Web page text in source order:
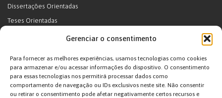
Gerenciar o consentimento
Para fornecer as melhores experiências, usamos tecnologias como cookies
para armazenar e/ou acessar informações do dispositivo. O consentimento
para essas tecnologias nos permitirá processar dados como
comportamento de navegação ou IDs exclusivos neste site. Não consentir
ou retirar o consentimento pode afetar negativamente certos recursos e
Dissertações Orientadas
Teses Orientadas
Livros (dissertações e teses)
Supervisão de pós-doutorado
Supervisão de pós-doutorado (em andamento)
Orientações de outra natureza